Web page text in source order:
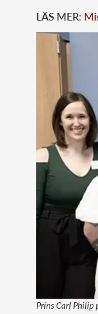
LÄS MER:
Prins Carl Philip